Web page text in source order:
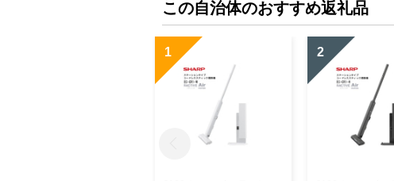
この自治体のおすすめ返礼品
1 2